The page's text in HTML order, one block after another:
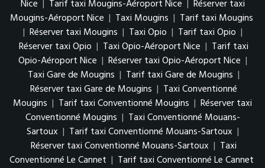
Nice | Tarif taxi Mougins-Aéroport Nice | Réserver taxi
Mougins-Aéroport Nice | Taxi Mougins | Tarif taxi Mougins
| Réserver taxi Mougins | Taxi Opio | Tarif taxi Opio |
Réserver taxi Opio | Taxi Opio-Aéroport Nice | Tarif taxi
Opio-Aéroport Nice | Réserver taxi Opio-Aéroport Nice |
Taxi Gare de Mougins | Tarif taxi Gare de Mougins |
Réserver taxi Gare de Mougins | Taxi Conventionné
Mougins | Tarif taxi Conventionné Mougins | Réserver taxi
Conventionné Mougins | Taxi Conventionné Mouans-
Sartoux | Tarif taxi Conventionné Mouans-Sartoux |
Réserver taxi Conventionné Mouans-Sartoux | Taxi
Conventionné Le Cannet | Tarif taxi Conventionné Le Cannet